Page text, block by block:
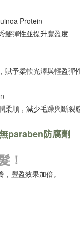
Protein
髮彈性並提升豐盈度
賦予柔軟光澤與輕盈彈
柔順，減少毛躁與斷裂
paraben防腐劑
！
豐盈效果加倍。